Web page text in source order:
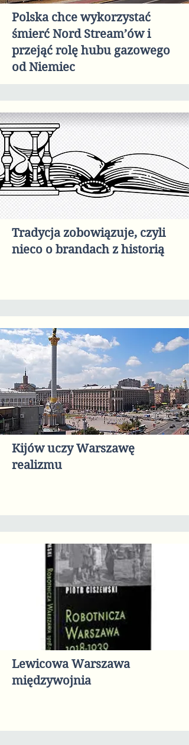
Polska chce wykorzystać
śmierć Nord Stream’ów i
przejąć rolę hubu gazowego
od Niemiec
Tradycja zobowiązuje, czyli
nieco o brandach z historią
Kijów uczy Warszawę
realizmu
Lewicowa Warszawa
międzywojnia